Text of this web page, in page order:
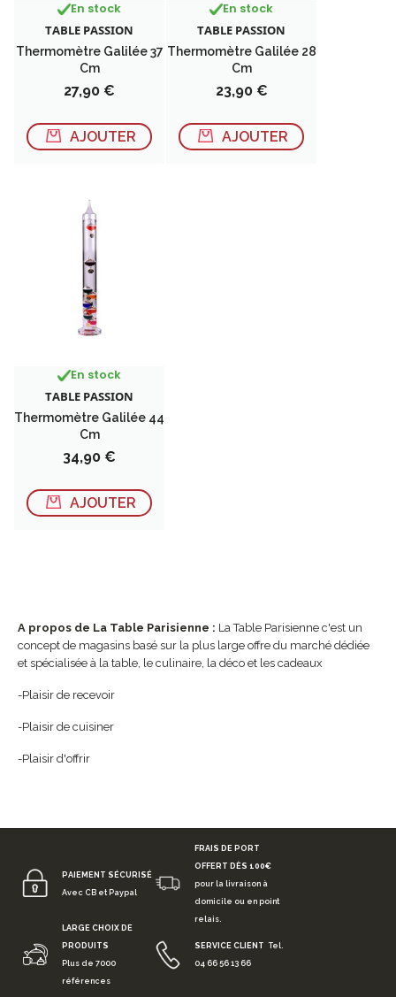
En stock
TABLE PASSION
Thermomètre Galilée 37
Cm
Prix
27,90 €
AJOUTER
En stock
TABLE PASSION
Thermomètre Galilée 28
Cm
Prix
23,90 €
AJOUTER
En stock
TABLE PASSION
Thermomètre Galilée 44
Cm
Prix
34,90 €
AJOUTER
A propos de La Table Parisienne : La Table Parisienne c'est un
concept de magasins basé sur la plus large offre du marché dédiée
et spécialisée à la table, le culinaire, la déco et les cadeaux
-Plaisir de recevoir
-Plaisir de cuisiner
-Plaisir d'offrir
PAIEMENT SÉCURISÉ
Avec CB et Paypal
FRAIS DE PORT
OFFERT DÈS 100€
pour la livraison à
domicile ou en point
relais.
LARGE CHOIX DE
PRODUITS
Plus de 7000
références
SERVICE CLIENT Tel.
04 66 56 13 66